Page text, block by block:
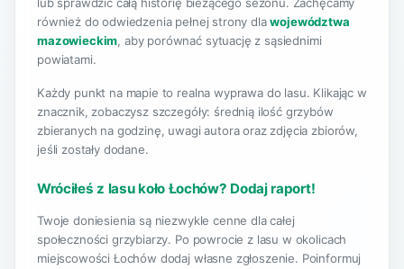
również do odwiedzenia pełnej strony dlawojewództwa
mazowieckim, aby porównać sytuację z sąsiednimi
powiatami.
Każdy punkt na mapie to realna wyprawa do lasu. Klikając w
znacznik, zobaczysz szczegóły: średnią ilość grzybów
zbieranych na godzinę, uwagi autora oraz zdjęcia zbiorów,
jeśli zostały dodane.
Wróciłeś z lasu koło Łochów? Dodaj raport!
Twoje doniesienia są niezwykle cenne dla całej
społeczności grzybiarzy. Po powrocie z lasu w okolicach
miejscowości Łochów dodaj własne zgłoszenie. Poinformuj